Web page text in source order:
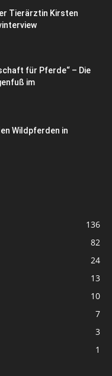
Tierärztin Kirsten
für Pferde“ – Die
im
Wildpferden in
136
82
24
13
10
7
3
1